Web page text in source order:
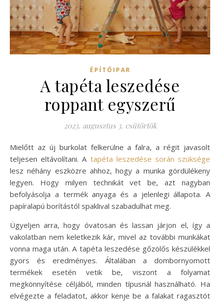
ÉPÍTŐIPAR
A tapéta leszedése
roppant egyszerű
2023. augusztus 3. csütörtök
Mielőtt az új burkolat felkerülne a falra, a régit javasolt
teljesen eltávolítani. A tapéta leszedése során szüksége
lesz néhány eszközre ahhoz, hogy a munka gördülékeny
legyen. Hogy milyen technikát vet be, azt nagyban
befolyásolja a termék anyaga és a jelenlegi állapota. A
papíralapú borítástól spaklival szabadulhat meg.
Ügyeljen arra, hogy óvatosan és lassan járjon el, így a
vakolatban nem keletkezik kár, mivel az további munkákat
vonna maga után. A tapéta leszedése gőzölős készülékkel
gyors és eredményes. Általában a dombornyomott
termékek esetén vetik be, viszont a folyamat
megkönnyítése céljából, minden típusnál használható. Ha
elvégezte a feladatot, akkor kenje be a falakat ragasztót